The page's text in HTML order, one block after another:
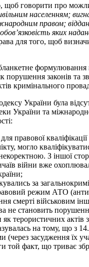
говорити про
населенням;
правом;
яких
для того, щоб
законів та
кримінального
України була
та
правової
могло
З іншої
війни вже
за
режим АТО
смерті військовим
не становить
терористичних
на тому, що з
засудження їх
той факт, що